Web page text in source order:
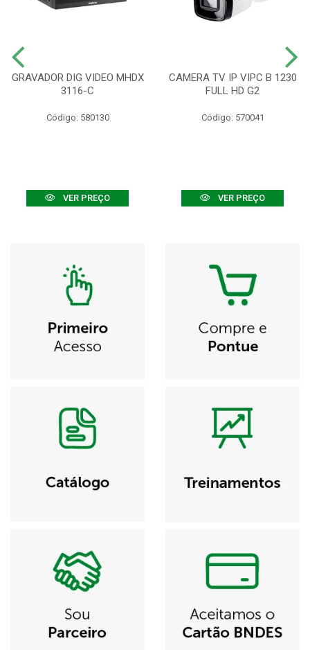
GRAVADOR DIG VIDEO MHDX
3116-C
Código: 580130
VER PREÇO
CAMERA TV IP VIPC B 1230
FULL HD G2
Código: 570041
VER PREÇO